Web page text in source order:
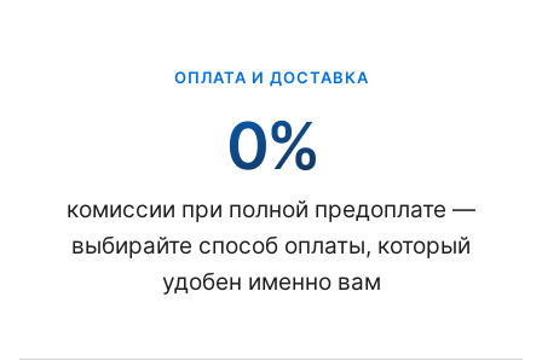
ОПЛАТА И ДОСТАВКА
0%
комиссии при полной предоплате —
выбирайте способ оплаты, который
удобен именно вам